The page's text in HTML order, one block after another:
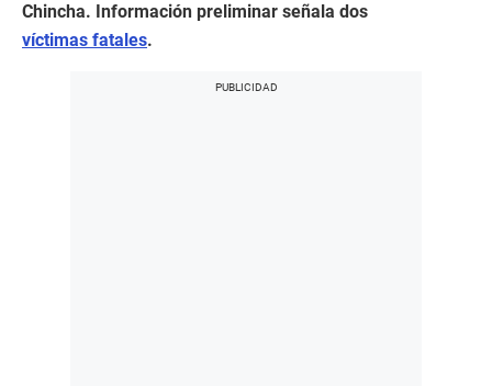
Chincha. Información preliminar señala dos
víctimas fatales.